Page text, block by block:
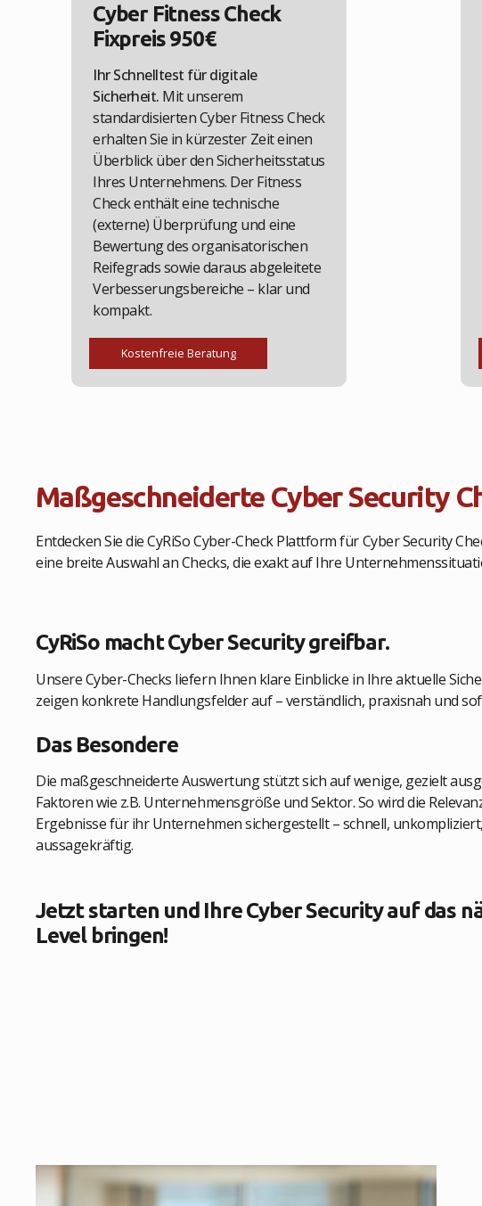
Cyber Fitness Check
Fixpreis 950€
Ihr Schnelltest für digitale
Sicherheit. Mit unserem
standardisierten Cyber Fitness Check
erhalten Sie in kürzester Zeit einen
Überblick über den Sicherheitsstatus
Ihres Unternehmens. Der Fitness
Check enthält eine technische
(externe) Überprüfung und eine
Bewertung des organisatorischen
Reifegrads sowie daraus abgeleitete
Verbesserungsbereiche – klar und
kompakt.
Kostenfreie Beratung
Maßgeschneiderte Cyber Security
Entdecken Sie die CyRiSo Cyber-Check Plattform für Cyber Security
eine breite Auswahl an Checks, die exakt auf Ihre
CyRiSo macht Cyber Security greifbar.
Unsere Cyber-Checks liefern Ihnen klare Einblicke in Ihre aktuelle
zeigen konkrete Handlungsfelder auf – verständlich, praxisnah und
Das Besondere
Die maßgeschneiderte Auswertung stützt sich auf wenige, gezielt
Faktoren wie z.B. Unternehmensgröße und Sektor. So wird die
Ergebnisse für ihr Unternehmen sichergestellt – schnell, unkompliziert,
aussagekräftig.
Jetzt starten und Ihre Cyber Security auf das
Level bringen!